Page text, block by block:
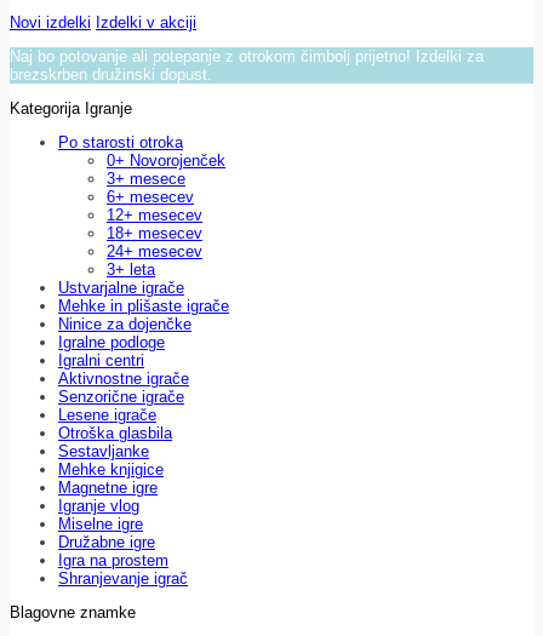
Novi izdelki Izdelki v akciji
Naj bo potovanje ali potepanje z otrokom čimbolj prijetno! Izdelki za
brezskrben družinski dopust.
Kategorija Igranje
Po starosti otroka
0+ Novorojenček
3+ mesece
6+ mesecev
12+ mesecev
18+ mesecev
24+ mesecev
3+ leta
Ustvarjalne igrače
Mehke in plišaste igrače
Ninice za dojenčke
Igralne podloge
Igralni centri
Aktivnostne igrače
Senzorične igrače
Lesene igrače
Otroška glasbila
Sestavljanke
Mehke knjigice
Magnetne igre
Igranje vlog
Miselne igre
Družabne igre
Igra na prostem
Shranjevanje igrač
Blagovne znamke